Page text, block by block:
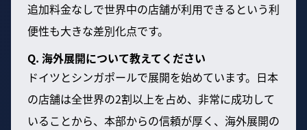
追加料金なしで世界中の店舗が利用できるという利
便性も大きな差別化点です。
Q. 海外展開について教えてください
ドイツとシンガポールで展開を始めています。日本
の店舗は全世界の2割以上を占め、非常に成功して
いることから、本部からの信頼が厚く、海外展開の